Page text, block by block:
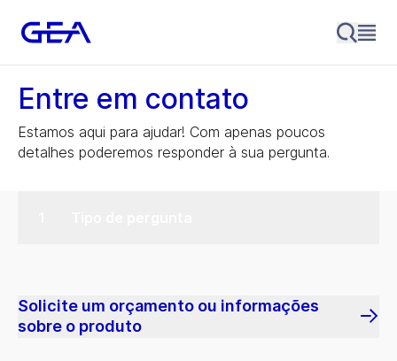
Entre em contato
Estamos aqui para ajudar! Com apenas poucos
detalhes poderemos responder à sua pergunta.
Solicite um orçamento ou informações
sobre o produto